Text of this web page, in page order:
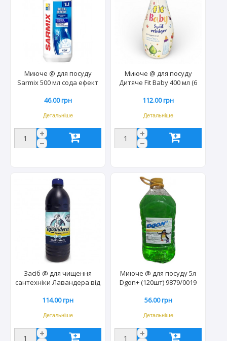
Миюче @ для посуду
Sarmix 500 мл сода ефект
46.00 грн
Детальніше
Миюче @ для посуду
Дитяче Fit Baby 400 мл (6
112.00 грн
Детальніше
Засіб @ для чищення
сантехніки Лавандера від
2182
114.00 грн
Детальніше
Миюче @ для посуду 5л
Dgon+ (120шт) 9879/0019
56.00 грн
Детальніше